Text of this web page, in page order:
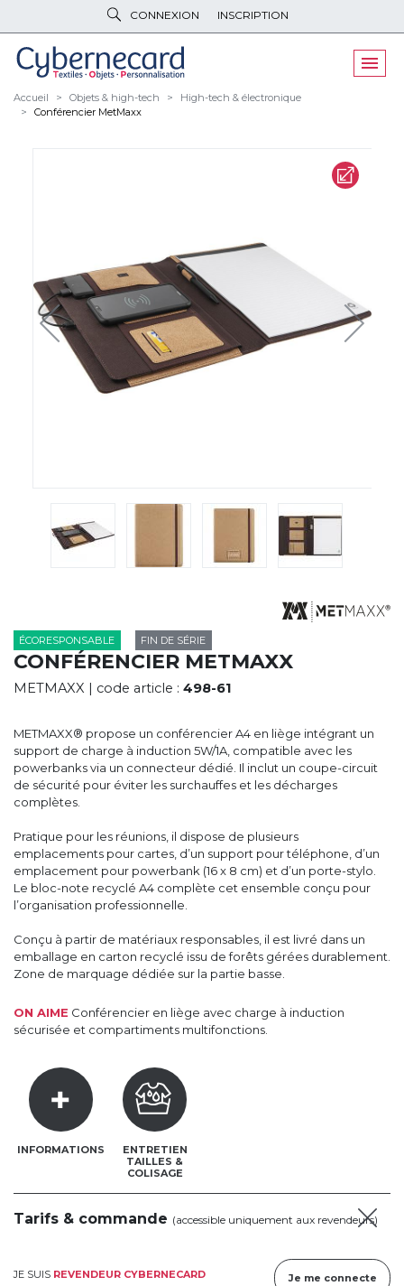
CONNEXION INSCRIPTION
VÊTEMENTSDE TRAVAIL
VÊTEMENTS D'IMAGE
NOUVEAUTÉS
RESPONSABLE
MARQUES & CERTIFICATS
TECHNIQUES MARQUAGE
Accueil Objets & high-tech
High-tech & électronique
Conférencier MetMaxx
ÉCORESPONSABLE FIN DE SÉRIE
CONFÉRENCIER METMAXX
METMAXX | code article : 498-61
METMAXX® propose un conférencier A4 en liège intégrant un
support de charge à induction 5W/1A, compatible avec les
powerbanks via un connecteur dédié. Il inclut un coupe-circuit
de sécurité pour éviter les surchauffes et les décharges
complètes.
Pratique pour les réunions, il dispose de plusieurs
emplacements pour cartes, d’un support pour téléphone, d’un
emplacement pour powerbank (16 x 8 cm) et d’un porte-stylo.
Le bloc-note recyclé A4 complète cet ensemble conçu pour
l’organisation professionnelle.
Conçu à partir de matériaux responsables, il est livré dans un
emballage en carton recyclé issu de forêts gérées durablement.
Zone de marquage dédiée sur la partie basse.
ON AIME Conférencier en liège avec charge à induction
sécurisée et compartiments multifonctions.
INFORMATIONS
ENTRETIEN
TAILLES &
COLISAGE
Tarifs & commande (accessible uniquement aux revendeurs)
JE SUIS REVENDEUR CYBERNECARD Je me connecte